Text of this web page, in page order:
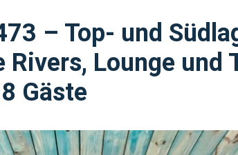
– Top- und
Lounge und
Gäste